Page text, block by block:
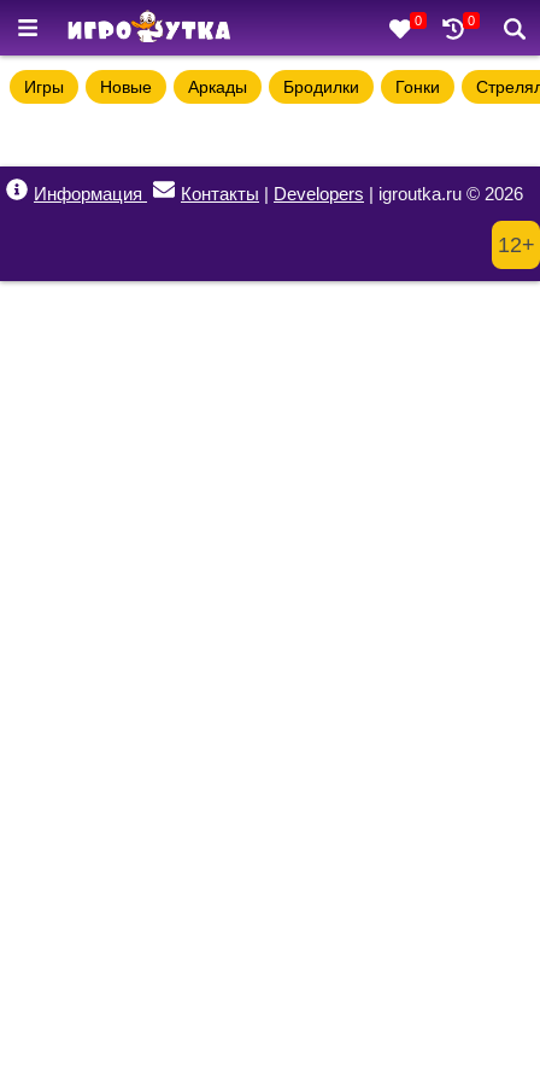
0 0
Игры Новые Аркады Бродилки Гонки
Информация Контакты | Developers | igroutka.ru © 2026
12+